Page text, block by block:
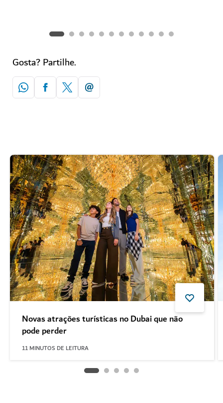
Gosta? Partilhe.
Novas atrações turísticas no Dubai que não
pode perder
11 MINUTOS DE LEITURA